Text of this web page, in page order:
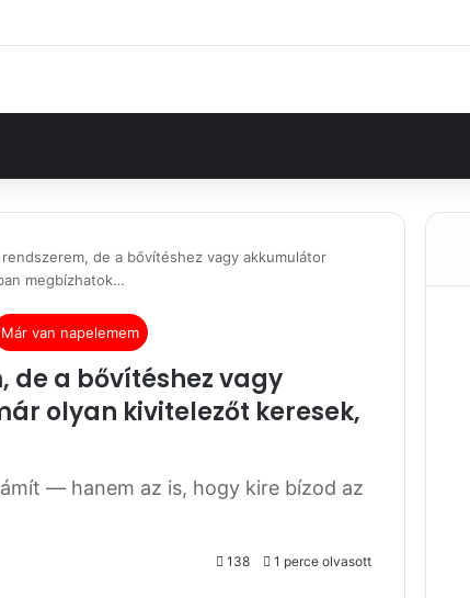
de a bővítéshez vagy akkumulátor
megbízhatok…
Már van napelemem
de a bővítéshez vagy
olyan kivitelezőt keresek,
— hanem az is, hogy kire bízod az
138 1 perce olvasott